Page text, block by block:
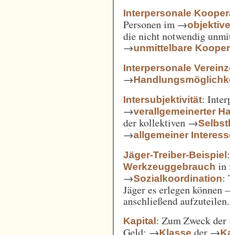
Interpersonale
Personen im →
die nicht notwendig
→unmittelbare
Interpersonale
→
Intersubjektivität:
→verallgemeinerter
der kollektiven →
→allgemeiner
Jäger-Treiber-Beispiel
Werkzeuggebrauch in
→Sozialkoordination:
Jäger es erlegen
anschließend aufzuteilen.
Kapital: Zum Zweck
Geld; →Klasse der →